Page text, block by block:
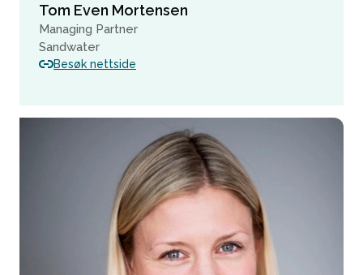
Tom Even Mortensen
Managing Partner
Sandwater
Besøk nettside